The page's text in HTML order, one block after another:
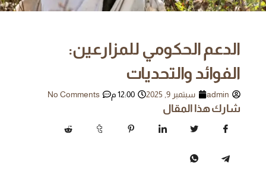
الدعم الحكومي للمزارعين:
الفوائد والتحديات
admin سبتمبر 9, 2025 12:00 م No Comments
شارك هذا المقال